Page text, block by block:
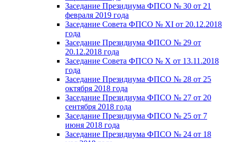
Заседание Президиума ФПСО № 30 от 21
февраля 2019 года
Заседание Совета ФПСО № XI от 20.12.2018
года
Заседание Президиума ФПСО № 29 от
20.12.2018 года
Заседание Совета ФПСО № X от 13.11.2018
года
Заседание Президиума ФПСО № 28 от 25
октября 2018 года
Заседание Президиума ФПСО № 27 от 20
сентября 2018 года
Заседание Президиума ФПСО № 25 от 7
июня 2018 года
Заседание Президиума ФПСО № 24 от 18